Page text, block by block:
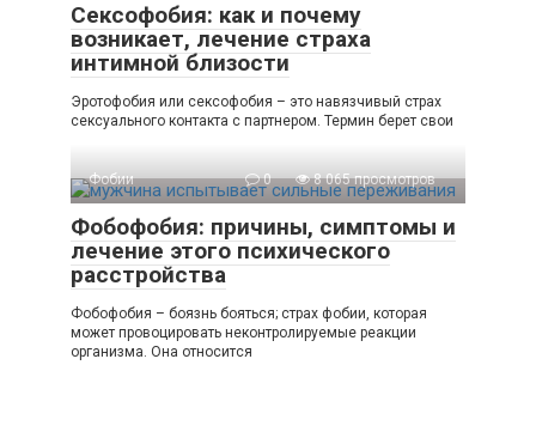
Сексофобия: как и почему
возникает, лечение страха
интимной близости
Эротофобия или сексофобия – это навязчивый страх
сексуального контакта с партнером. Термин берет свои
Фобии 0 8 065 просмотров
Фобофобия: причины, симптомы и
лечение этого психического
расстройства
Фобофобия – боязнь бояться; страх фобии, которая
может провоцировать неконтролируемые реакции
организма. Она относится